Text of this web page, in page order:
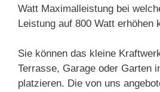
Watt Maximalleistung bei
Leistung auf 800 Watt erhöhen
Sie können das kleine
Terrasse, Garage oder Garten
platzieren. Die von uns